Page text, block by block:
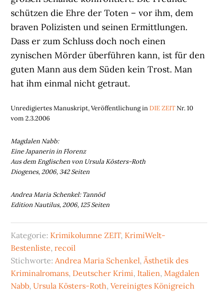
schützen die Ehre der Toten – vor ihm, dem
braven Polizisten und seinen Ermittlungen.
Dass er zum Schluss doch noch einen
zynischen Mörder überführen kann, ist für den
guten Mann aus dem Süden kein Trost. Man
hat ihm einmal nicht getraut.
Unredigiertes Manuskript, Veröffentlichung inDIE ZEITNr. 10
vom 2.3.2006
Magdalen Nabb:
Eine Japanerin in Florenz
Aus dem Englischen von Ursula Kösters-Roth
Diogenes, 2006, 342 Seiten
Andrea Maria Schenkel: Tannöd
Edition Nautilus, 2006, 125 Seiten
Kategorie: Krimikolumne ZEIT, KrimiWelt-
Bestenliste,recoil
Stichworte: Andrea Maria Schenkel, Ästhetik des
Kriminalromans, Deutscher Krimi, Italien, Magdalen
Nabb,Ursula Kösters-Roth,Vereinigtes Königreich